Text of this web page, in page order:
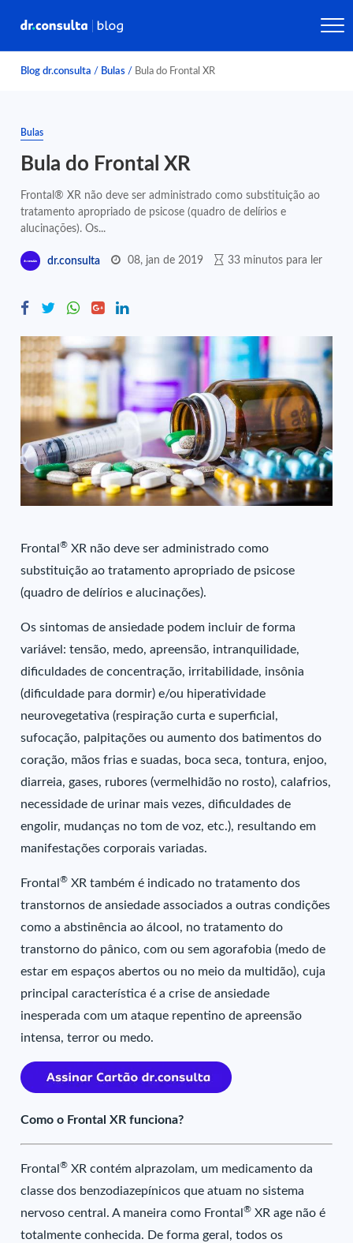
Blog dr.consulta / Bulas / Bula do Frontal XR
Bulas
Bula do Frontal XR
Frontal® XR não deve ser administrado como substituição ao
tratamento apropriado de psicose (quadro de delírios e
alucinações). Os...
dr.consulta 08, jan de 2019 33 minutos para ler
Frontal® XR não deve ser administrado como
substituição ao tratamento apropriado de psicose
(quadro de delírios e alucinações).
Os sintomas de ansiedade podem incluir de forma
variável: tensão, medo, apreensão, intranquilidade,
dificuldades de concentração, irritabilidade, insônia
(dificuldade para dormir) e/ou hiperatividade
neurovegetativa (respiração curta e superficial,
sufocação, palpitações ou aumento dos batimentos do
coração, mãos frias e suadas, boca seca, tontura, enjoo,
diarreia, gases, rubores (vermelhidão no rosto), calafrios,
necessidade de urinar mais vezes, dificuldades de
engolir, mudanças no tom de voz, etc.), resultando em
manifestações corporais variadas.
Frontal® XR também é indicado no tratamento dos
transtornos de ansiedade associados a outras condições
como a abstinência ao álcool, no tratamento do
transtorno do pânico, com ou sem agorafobia (medo de
estar em espaços abertos ou no meio da multidão), cuja
principal característica é a crise de ansiedade
inesperada com um ataque repentino de apreensão
intensa, terror ou medo.
Como o Frontal XR funciona?
Frontal® XR contém alprazolam, um medicamento da
classe dos benzodiazepínicos que atuam no sistema
nervoso central. A maneira como Frontal® XR age não é
totalmente conhecida. De forma geral, todos os